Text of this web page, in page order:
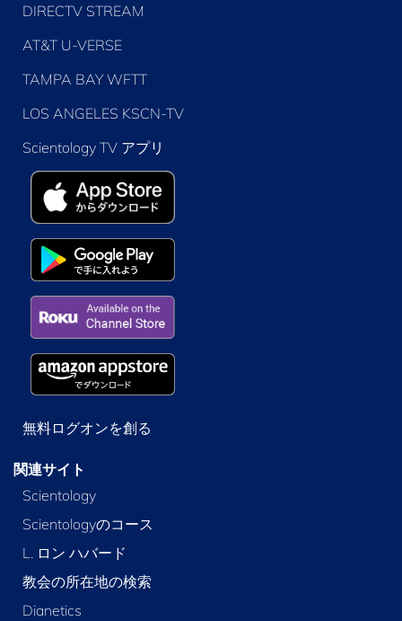
DIRECTV STREAM
AT&T U-VERSE
TAMPA BAY WFTT
LOS ANGELES KSCN-TV
Scientology TV アプリ
無料ログオンを創る
関連サイト
Scientology
Scientologyのコース
L. ロン ハバード
教会の所在地の検索
Dianetics